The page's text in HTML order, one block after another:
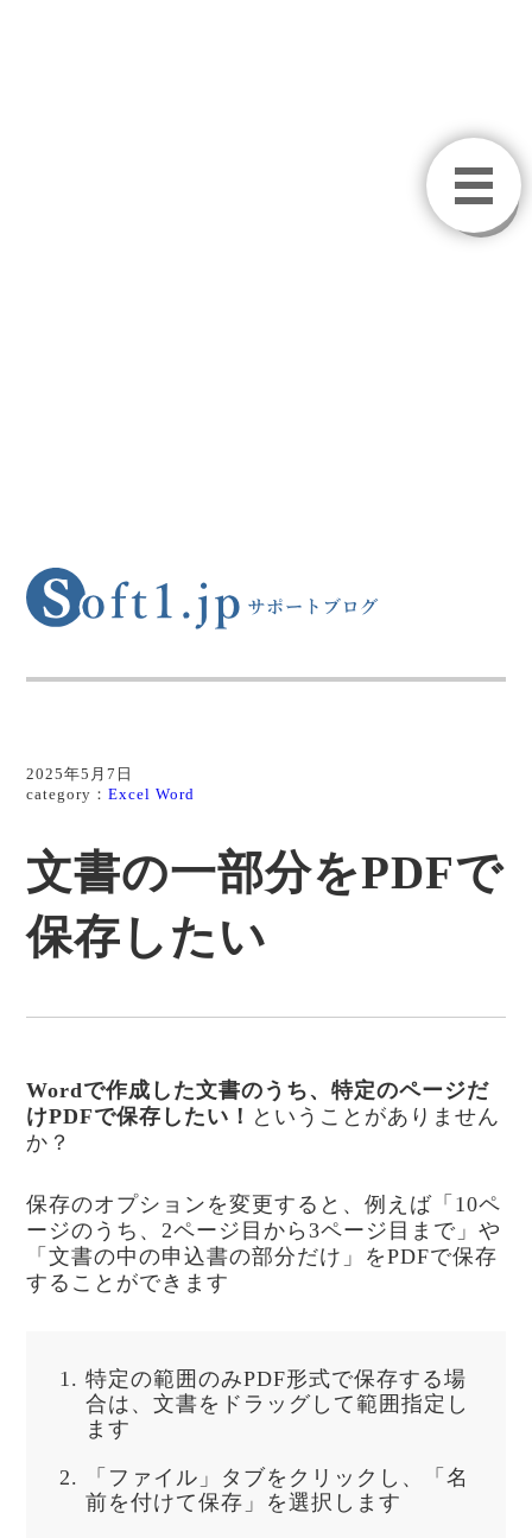
2025年5月7日
category：Excel Word
文書の一部分をPDFで
保存したい
Wordで作成した文書のうち、特定のページだ
けPDFで保存したい！ ということがありません
か？
保存のオプションを変更すると、例えば「10ペ
ージのうち、2ページ目から3ページ目まで」や
「文書の中の申込書の部分だけ」をPDFで保存
することができます
特定の範囲のみPDF形式で保存する場
合は、文書をドラッグして範囲指定し
ます
「ファイル」タブをクリックし、「名
前を付けて保存」を選択します